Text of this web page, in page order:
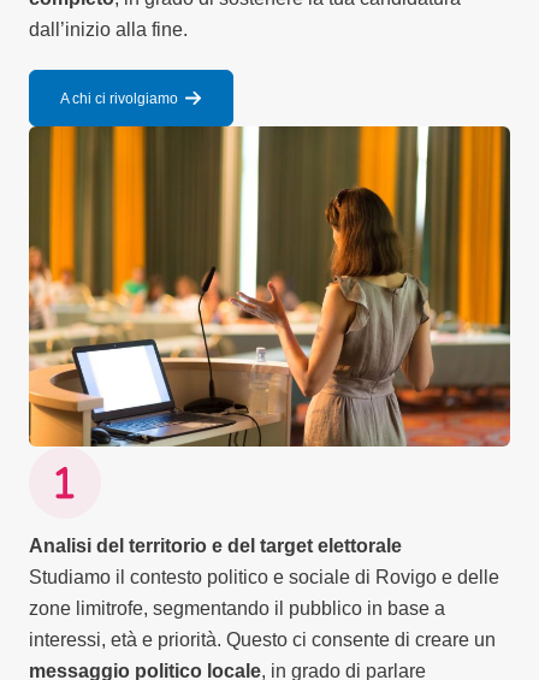
dall’inizio alla fine.
A chi ci rivolgiamo
Analisi del territorio e del target elettorale
Studiamo il contesto politico e sociale di Rovigo e delle
zone limitrofe, segmentando il pubblico in base a
interessi, età e priorità. Questo ci consente di creare un
messaggio politico locale, in grado di parlare